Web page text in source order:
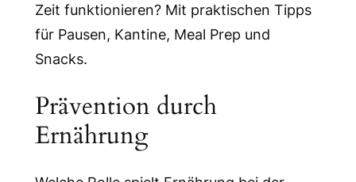
Zeit funktionieren? Mit praktischen Tipps
für Pausen, Kantine, Meal Prep und
Snacks.
Prävention durch
Ernährung